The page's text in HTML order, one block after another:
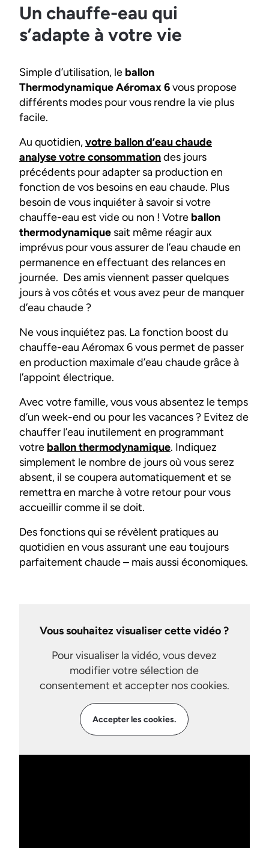
Un chauffe-eau qui
s’adapte à votre vie
Simple d’utilisation, le ballon
Thermodynamique Aéromax 6vous propose
différents modes pour vous rendre la vie plus
facile.
Au quotidien,votre ballon d’eau chaude
analyse votre consommationdes jours
précédents pour adapter sa production en
fonction de vos besoins en eau chaude. Plus
besoin de vous inquiéter à savoir si votre
chauffe-eau est vide ou non ! Votre ballon
thermodynamique sait même réagir aux
imprévus pour vous assurer de l’eau chaude en
permanence en effectuant des relances en
journée. Des amis viennent passer quelques
jours à vos côtés et vous avez peur de manquer
d’eau chaude ?
Ne vous inquiétez pas. La fonction boost du
chauffe-eau Aéromax 6 vous permet de passer
en production maximale d’eau chaude grâce à
l’appoint électrique.
Avec votre famille, vous vous absentez le temps
d’un week-end ou pour les vacances ? Evitez de
chauffer l’eau inutilement en programmant
votre ballon thermodynamique. Indiquez
simplement le nombre de jours où vous serez
absent, il se coupera automatiquement et se
remettra en marche à votre retour pour vous
accueillir comme il se doit.
Des fonctions qui se révèlent pratiques au
quotidien en vous assurant une eau toujours
parfaitement chaude – mais aussi économiques.
Vous souhaitez visualiser cette vidéo ?
Pour visualiser la vidéo, vous devez
modifier votre sélection de
consentement et accepter nos cookies.
Accepter les cookies.